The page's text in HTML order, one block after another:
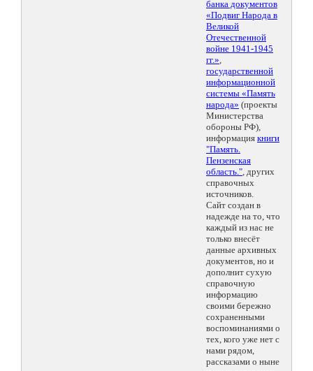
банка документов
«Подвиг Народа в
Великой
Отечественной
войне 1941-1945
гг.»,
государственной
информационной
системы «Память
народа» (проекты
Министерства
обороны РФ),
информация книги
"Память.
Пензенская
область.", других
справочных
источников.
Сайт создан в
надежде на то, что
каждый из нас не
только внесёт
данные архивных
документов, но и
дополнит сухую
справочную
информацию
своими бережно
сохраненными
воспоминаниями о
тех, кого уже нет с
нами рядом,
рассказами о ныне